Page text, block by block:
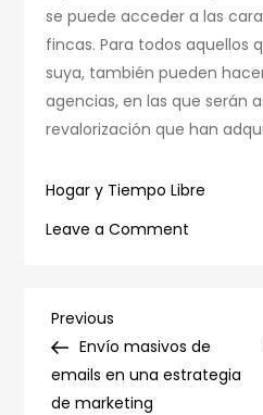
se puede acceder a las
fincas. Para todos aquellos
suya, también pueden
agencias, en las que serán
revalorización que han
Hogar y Tiempo Libre
Leave a Comment
una
finca
Navegación
de
Previous
Post
Previous
Envío masivos de
emails en una estrategia
de marketing